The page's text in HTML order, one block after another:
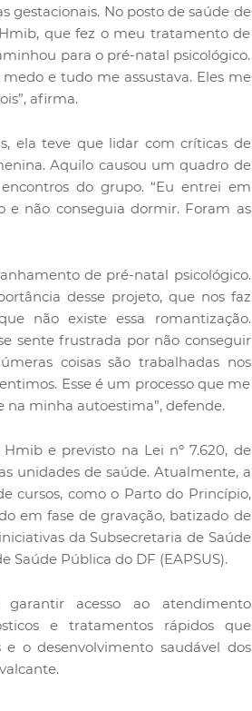
gestacionais. No posto de saúde de
que fez o meu tratamento de
para o pré-natal psicológico.
e tudo me assustava. Eles me
afirma.
ela teve que lidar com críticas de
Aquilo causou um quadro de
do grupo. “Eu entrei em
e não conseguia dormir. Foram as
de pré-natal psicológico.
desse projeto, que nos faz
não existe essa romantização.
sente frustrada por não conseguir
coisas são trabalhadas nos
Esse é um processo que me
minha autoestima”, defende.
e previsto na Lei nº 7.620, de
unidades de saúde. Atualmente, a
cursos, como o Parto do Princípio,
em fase de gravação, batizado de
da Subsecretaria de Saúde
Saúde Pública do DF (EAPSUS).
acesso ao atendimento
e tratamentos rápidos que
o desenvolvimento saudável dos